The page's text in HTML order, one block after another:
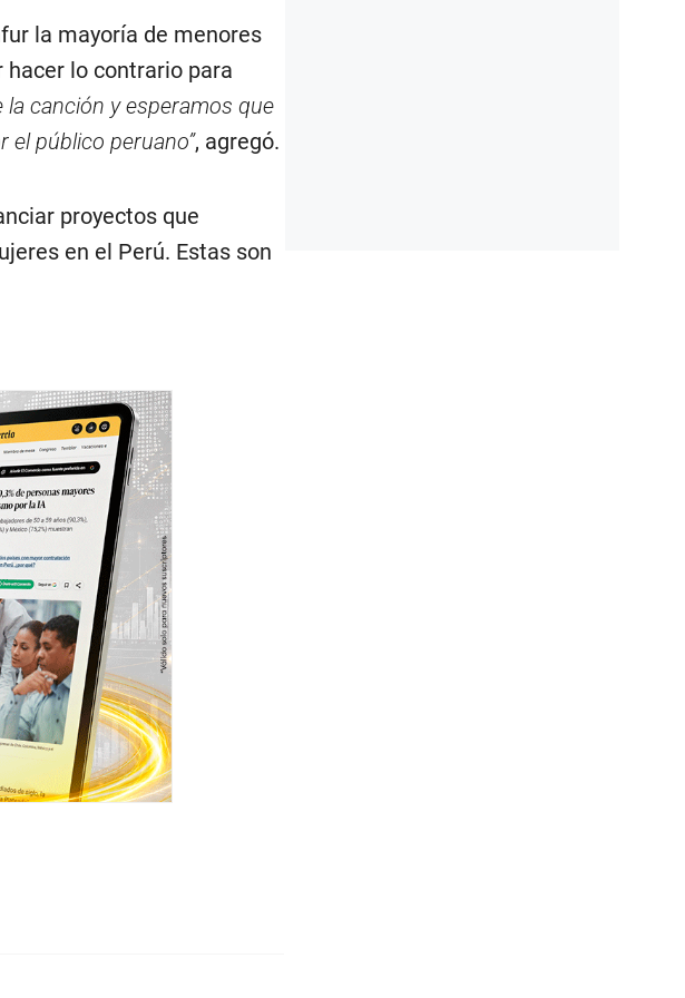
la mayoría de menores
hacer lo contrario para
la canción y esperamos que
el público peruano”, agregó.
proyectos que
en el Perú. Estas son